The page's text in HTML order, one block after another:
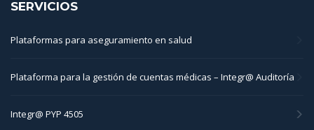
SERVICIOS
Plataformas para aseguramiento en salud
Plataforma para la gestión de cuentas médicas – Integr@ Auditoría
Integr@ PYP 4505